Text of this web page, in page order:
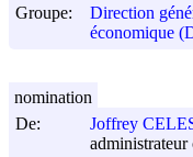
Groupe:
Direction
économique
De:
Joffrey
administrateur
nomination